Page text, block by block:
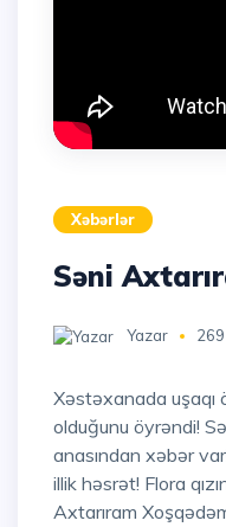
Xəbərlər
Səni
Yazar
Xəstəxanada uşaqı öldü deyilən ana uşağının sağ
olduğunu öyrəndi!
anasından xəbər
illik həsrət! Flora
Axtarıram